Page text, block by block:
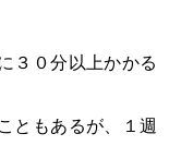
３０分以上かかる
ともあるが、１週